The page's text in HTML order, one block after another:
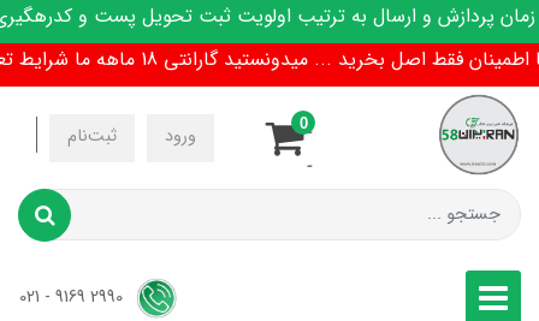
پردازش و ارسال به ترتیب اولویت ثبت تحویل پست و کدرهگیری
فقط اصل بخرید ... میدونستید گارانتی 18 ماهه ما شرایط تعویض هم داره !
ورود ثبت‌نام
-
-
0